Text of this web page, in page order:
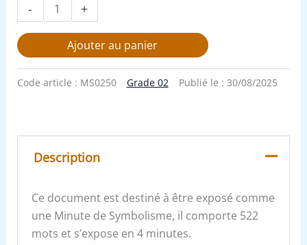
- +
Ajouter au panier
Code article : MS0250 Grade 02 Publié le : 30/08/2025
Description
Ce document est destiné à être exposé comme
une Minute de Symbolisme, il comporte 522
mots et s’expose en 4 minutes.